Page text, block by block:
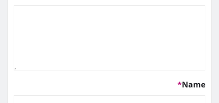
Name
*